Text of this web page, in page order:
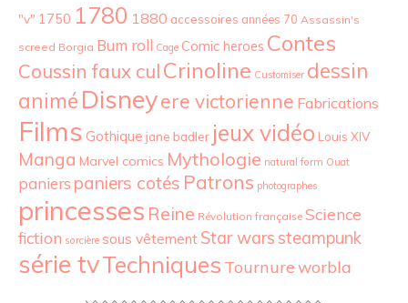
"v" 1750 1780 1880 accessoires années 70 Assassin's
screed Borgia Bum roll Cage Comic heroes Contes
Coussin faux culCrinoline Customiser dessin
animé Disneyere victorienne Fabrications
Films Gothique jane badler jeux vidéo Louis XIV
Manga Marvel comics Mythologie natural form Ouat
paniers paniers cotés Patrons photographes
princesses Reine Révolution française Science
fiction sorcière sous vêtement Star wars steampunk
série tvTechniques Tournureworbla